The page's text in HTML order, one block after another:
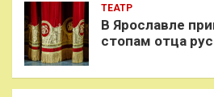
ТЕАТР
В Ярославле
стопам отца